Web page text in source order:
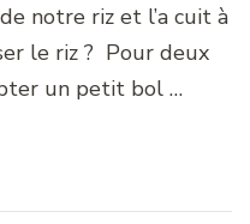
notre riz et l’a cuit à
le riz ? Pour deux
un petit bol …